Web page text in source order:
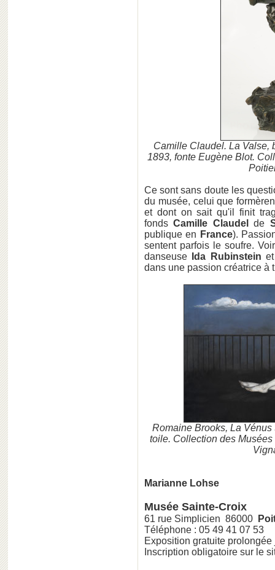
Camille Claudel. La Valse,
1893, fonte Eugène Blot.
Ce sont sans doute les
du musée, celui que
et dont on sait qu'il finit
fondsCamille Claudel de
publique en France).
sentent parfois le soufre.
danseuse
Ida Rubinstein
dans une passion créatrice à
Romaine Brooks, La
toile. Collection des
Marianne Lohse
Musée Sainte-Croix
61 rue Simplicien 86000
Téléphone : 05 49 41 07 53
Exposition gratuite
Inscription obligatoire sur le